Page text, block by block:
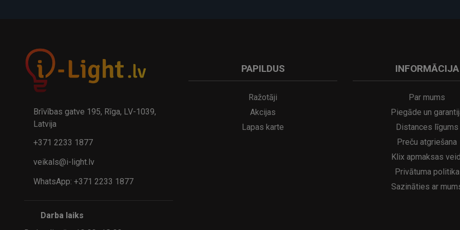
32.95€
A
kumulatora LED galda lampa SERINA Mini Ø80×200 mm..
29.95€ 21.95€
Brīvības gatve 195, Rīga, LV-1039,
Latvija
+371 2233 1877
veikals@i-light.lv
WhatsApp: +371 2233 1877
Darba laiks
PAPILDUS
Ražotāji
Akcijas
Lapas karte
INFORMĀCIJA
Par mums
Piegāde un
Distances līgums
Preču atgriešana
Klix apmaksas
Privātuma politika
Sazināties ar